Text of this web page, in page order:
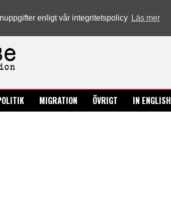
enligt vår integritetspolicy Läs mer
MIGRATION ÖVRIGT IN ENGLISH